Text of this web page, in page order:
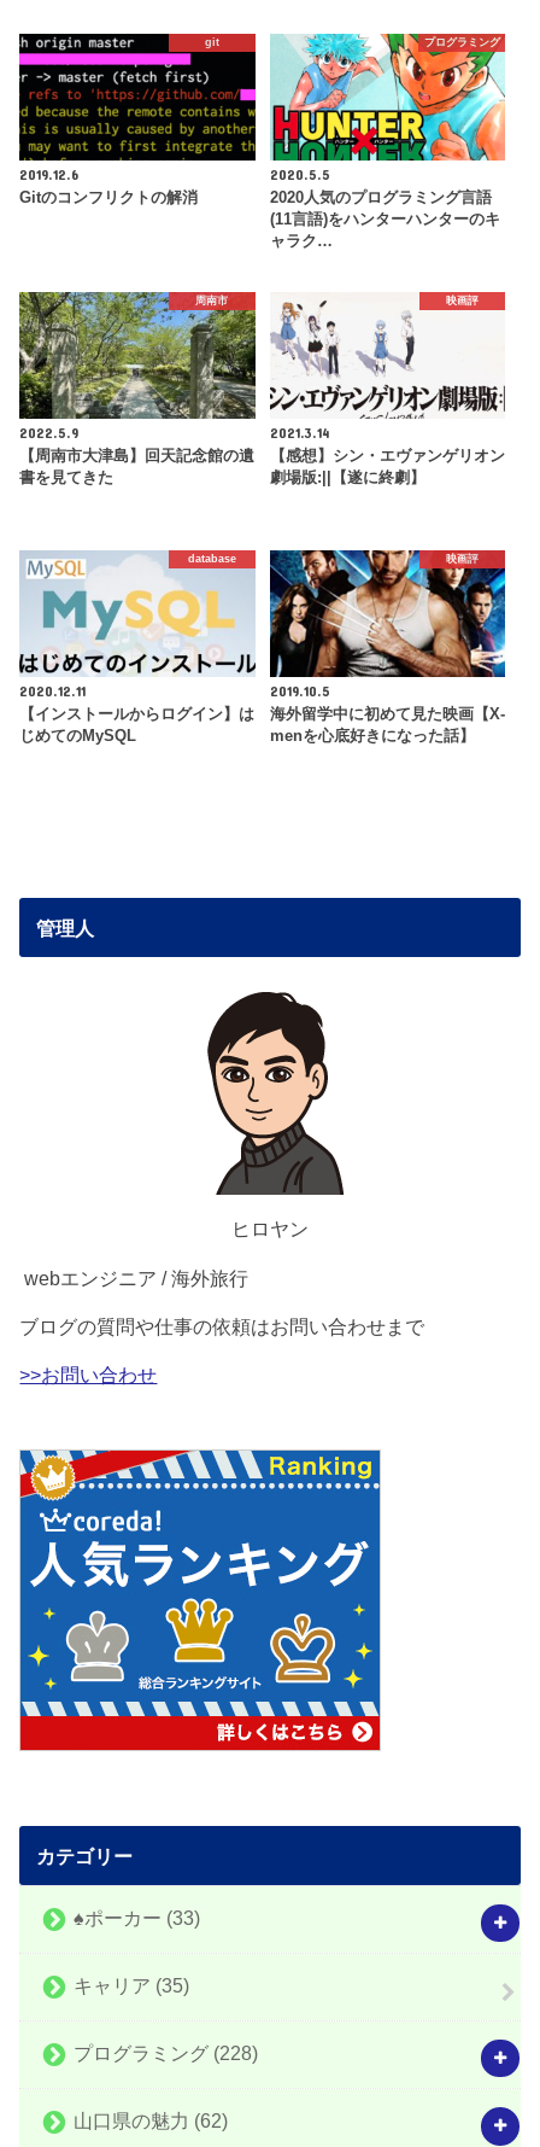
git
2019.12.6
Gitのコンフリクトの解消
プログラミング
2020.5.5
2020人気のプログラミング言語
(11言語)をハンターハンターのキ
ャラク…
周南市
2022.5.9
【周南市大津島】回天記念館の遺
書を見てきた
映画評
2021.3.14
【感想】シン・エヴァンゲリオン
劇場版:||【遂に終劇】
database
2020.12.11
【インストールからログイン】は
じめてのMySQL
映画評
2019.10.5
海外留学中に初めて見た映画【X-
menを心底好きになった話】
管理人
ヒロヤン
webエンジニア / 海外旅行
ブログの質問や仕事の依頼はお問い合わせまで
>>お問い合わせ
カテゴリー
♠️ポーカー (33)
キャリア (35)
プログラミング (228)
山口県の魅力 (62)